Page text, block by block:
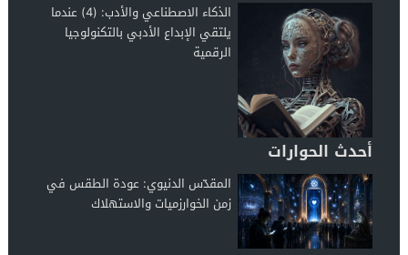
الذكاء الاصطناعي والأدب: (4) عندما
يلتقي الإبداع الأدبي بالتكنولوجيا
الرقمية
أحدث الحوارات
المقدّس الدنيوي: عودة الطقس في
زمن الخوارزميات والاستهلاك